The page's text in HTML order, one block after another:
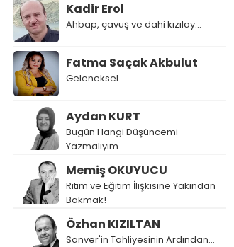
Kadir Erol
Ahbap, çavuş ve dahi kızılay...
Fatma Saçak Akbulut
Geleneksel
Aydan KURT
Bugün Hangi Düşüncemi
Yazmalıyım
Memiş OKUYUCU
Ritim ve Eğitim İlişkisine Yakından
Bakmak!
Özhan KIZILTAN
Sanver'in Tahliyesinin Ardından…